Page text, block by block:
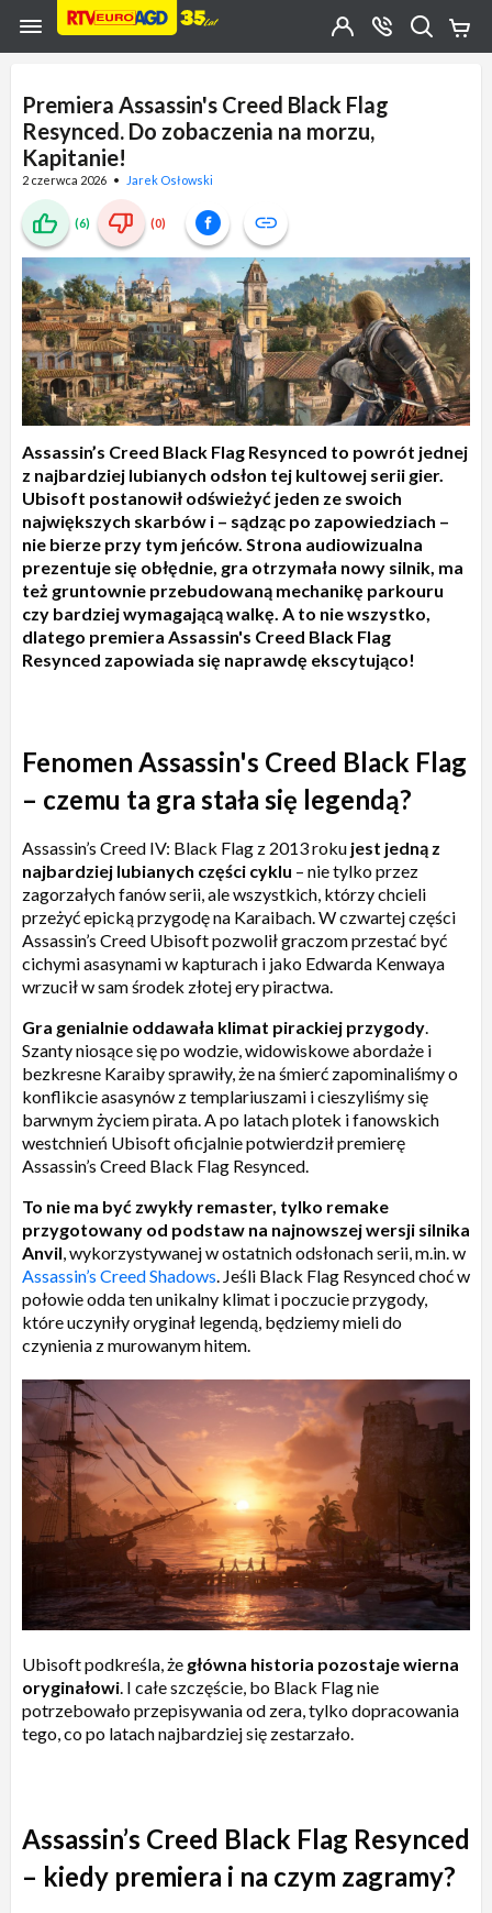
Przejdź do zawartości strony
Przejdź do wyszukiwarki
Przejdź do kategorii
Przejdź do stopki
OTWÓRZ
MENU
Moje
Konto
Premiera Assassin's Creed Black Flag
Resynced. Do zobaczenia na morzu,
Kapitanie!
2 czerwca 2026 Jarek Osłowski
(6) (0)
Assassin’s Creed Black Flag Resynced to powrót jednej
z najbardziej lubianych odsłon tej kultowej serii gier.
Ubisoft postanowił odświeżyć jeden ze swoich
największych skarbów i – sądząc po zapowiedziach –
nie bierze przy tym jeńców. Strona audiowizualna
prezentuje się obłędnie, gra otrzymała nowy silnik, ma
też gruntownie przebudowaną mechanikę parkouru
czy bardziej wymagającą walkę. A to nie wszystko,
dlatego premiera Assassin's Creed Black Flag
Resynced zapowiada się naprawdę ekscytująco!
Fenomen Assassin's Creed Black Flag
– czemu ta gra stała się legendą?
Assassin’s Creed IV: Black Flag z 2013 roku jest jedną z
najbardziej lubianych części cyklu – nie tylko przez
zagorzałych fanów serii, ale wszystkich, którzy chcieli
przeżyć epicką przygodę na Karaibach. W czwartej części
Assassin’s Creed Ubisoft pozwolił graczom przestać być
cichymi asasynami w kapturach i jako Edwarda Kenwaya
wrzucił w sam środek złotej ery piractwa.
Gra genialnie oddawała klimat pirackiej przygody.
Szanty niosące się po wodzie, widowiskowe abordaże i
bezkresne Karaiby sprawiły, że na śmierć zapominaliśmy o
konflikcie asasynów z templariuszami i cieszyliśmy się
barwnym życiem pirata. A po latach plotek i fanowskich
westchnień Ubisoft oficjalnie potwierdził premierę
Assassin’s Creed Black Flag Resynced.
To nie ma być zwykły remaster, tylko remake
przygotowany od podstaw na najnowszej wersji silnika
Anvil, wykorzystywanej w ostatnich odsłonach serii, m.in. w
Assassin’s Creed Shadows. Jeśli Black Flag Resynced choć w
połowie odda ten unikalny klimat i poczucie przygody,
które uczyniły oryginał legendą, będziemy mieli do
czynienia z murowanym hitem.
Ubisoft podkreśla, że główna historia pozostaje wierna
oryginałowi. I całe szczęście, bo Black Flag nie
potrzebowało przepisywania od zera, tylko dopracowania
tego, co po latach najbardziej się zestarzało.
Assassin’s Creed Black Flag Resynced
– kiedy premiera i na czym zagramy?